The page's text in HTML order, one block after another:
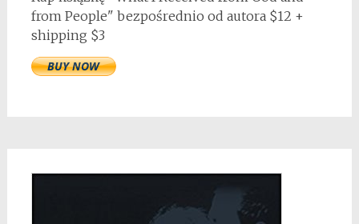
from People" bezpośrednio od autora $12 +
shipping $3